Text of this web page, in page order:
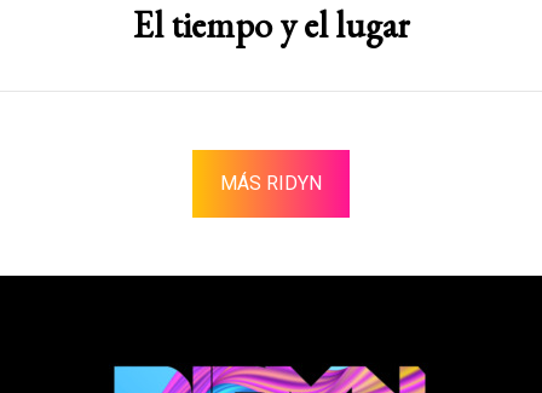
El tiempo y el lugar
MÁS RIDYN